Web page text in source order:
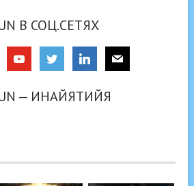
В СОЦ.СЕТЯХ
— ИНАЙЯТИЙЯ